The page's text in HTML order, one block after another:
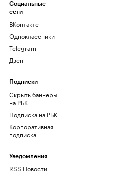
Социальные
сети
ВКонтакте
Одноклассники
Telegram
Дзен
Подписки
Скрыть баннеры
на РБК
Подписка на РБК
Корпоративная
подписка
Уведомления
RSS Новости